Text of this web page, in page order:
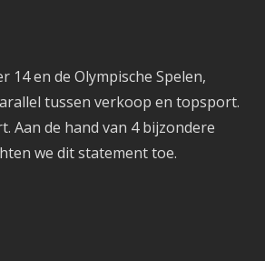
14 en de Olympische Spelen,
tussen verkoop en topsport.
Aan de hand van 4 bijzondere
we dit statement toe.